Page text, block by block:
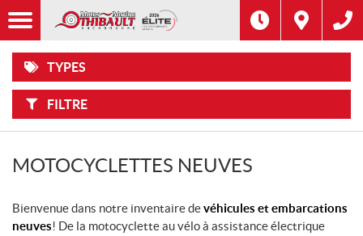
TYPES
FILTRE
MOTOCYCLETTES
SCOOTERS
VÉLOS
ÉLECTRIQUES
VTT
CÔTES-
À-
CÔTES
F
I
L
T
A
Options
Filtre
Type
Année
Prix
MOTOCYCLETTES NEUVES
Bienvenue dans notre inventaire devéhicules et embarcations
neuves! De la motocyclette au vélo à assistance électrique